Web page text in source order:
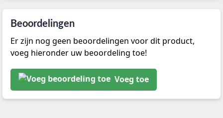
Beoordelingen
Er zijn nog geen beoordelingen voor dit product,
voeg hieronder uw beoordeling toe!
Voeg toe